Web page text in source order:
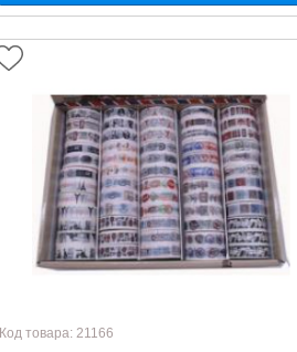
Код товара: 21166